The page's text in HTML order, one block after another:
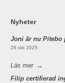
Nyheter
Joni är nu Pitebo
28 okt 2025
...
Läs mer
Filip certifierad